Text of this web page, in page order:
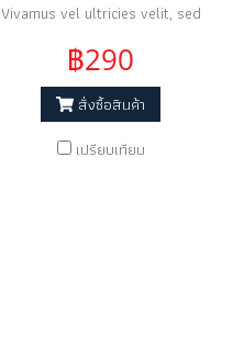
Vivamus vel ultricies velit, sed
฿290
สั่งซื้อสินค้า
เปรียบเทียบ